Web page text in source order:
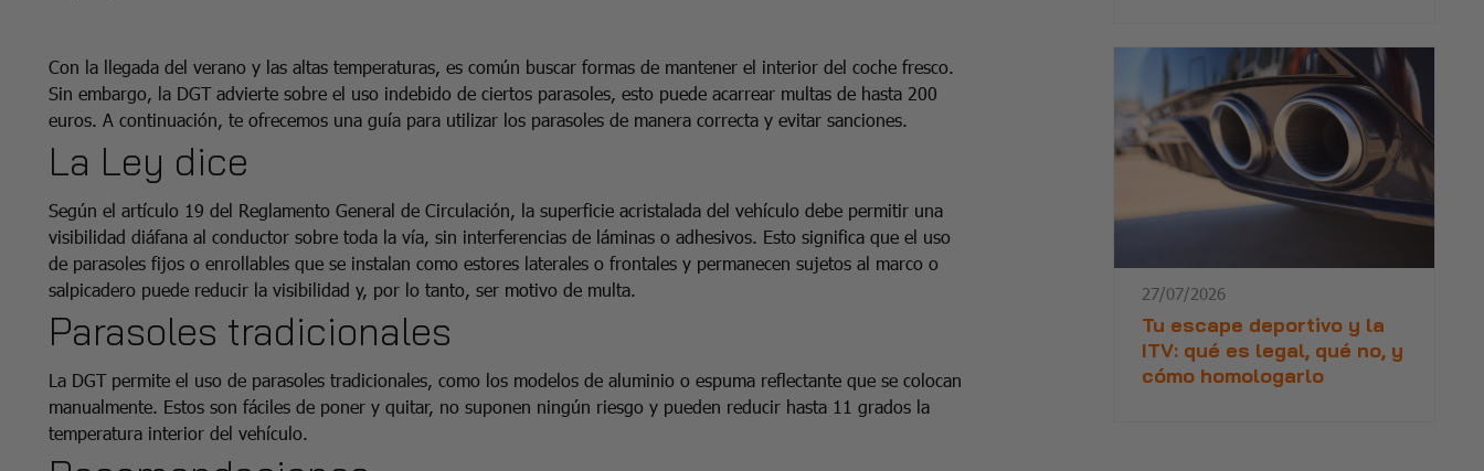
Con la llegada del verano y las altas temperaturas, es común buscar formas de mantener el interior del coche fresco.
Sin embargo, la DGT advierte sobre el uso indebido de ciertos parasoles, esto puede acarrear multas de hasta 200
euros. A continuación, te ofrecemos una guía para utilizar los parasoles de manera correcta y evitar sanciones.
La Ley dice
Según el artículo 19 del Reglamento General de Circulación, la superficie acristalada del vehículo debe permitir una
visibilidad diáfana al conductor sobre toda la vía, sin interferencias de láminas o adhesivos. Esto significa que el uso
de parasoles fijos o enrollables que se instalan como estores laterales o frontales y permanecen sujetos al marco o
salpicadero puede reducir la visibilidad y, por lo tanto, ser motivo de multa.
Parasoles tradicionales
La DGT permite el uso de parasoles tradicionales, como los modelos de aluminio o espuma reflectante que se colocan
manualmente. Estos son fáciles de poner y quitar, no suponen ningún riesgo y pueden reducir hasta 11 grados la
temperatura interior del vehículo.
27/07/2026
Tu escape deportivo y la
ITV: qué es legal, qué no, y
cómo homologarlo